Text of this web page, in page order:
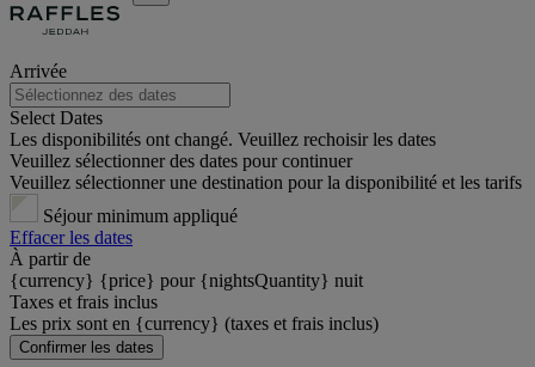
Arrivée
Select Dates
Les disponibilités ont changé. Veuillez rechoisir les dates
Veuillez sélectionner des dates pour continuer
Veuillez sélectionner une destination pour la disponibilité et les tarifs
Séjour minimum appliqué
Effacer les dates
À partir de
{currency} {price} pour {nightsQuantity} nuit
Taxes et frais inclus
Les prix sont en {currency} (taxes et frais inclus)
Confirmer les dates